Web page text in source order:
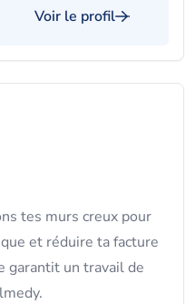
Voir le profil
tes murs creux pour
et réduire ta facture
garantit un travail de